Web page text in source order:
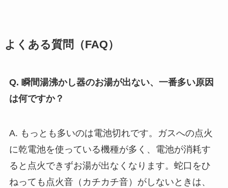
よくある質問（FAQ）
Q. 瞬間湯沸かし器のお湯が出ない、一番多い原因
は何ですか？
A. もっとも多いのは電池切れです。ガスへの点火
に乾電池を使っている機種が多く、電池が消耗す
ると点火できずお湯が出なくなります。蛇口をひ
ねっても点火音（カチカチ音）がしないときは、